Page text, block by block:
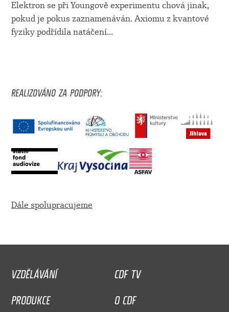
Elektron se při Youngově experimentu chová jinak,
pokud je pokus zaznamenáván. Axiomu z kvantové
fyziky podřídila natáčení...
REALIZOVÁNO ZA PODPORY:
Dále spolupracujeme
VZDĚLÁVÁNÍ
CDF TV
PRODUKCE
O CDF